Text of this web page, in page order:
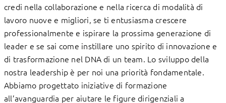
credi nella collaborazione e nella ricerca di modalità di
lavoro nuove e migliori, se ti entusiasma crescere
professionalmente e ispirare la prossima generazione di
leader e se sai come instillare uno spirito di innovazione e
di trasformazione nel DNA di un team. Lo sviluppo della
nostra leadership è per noi una priorità fondamentale.
Abbiamo progettato iniziative di formazione
all’avanguardia per aiutare le figure dirigenziali a